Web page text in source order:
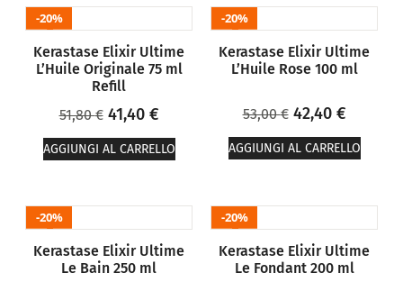
20%
Kerastase Elixir Ultime
L’Huile Originale 75 ml
Refill
51,80€ 41,40 €
AGGIUNGI AL CARRELLO
20%
Kerastase Elixir Ultime
L’Huile Rose 100 ml
53,00€ 42,40 €
AGGIUNGI AL CARRELLO
20%
Kerastase Elixir Ultime
Le Bain 250 ml
20%
Kerastase Elixir Ultime
Le Fondant 200 ml